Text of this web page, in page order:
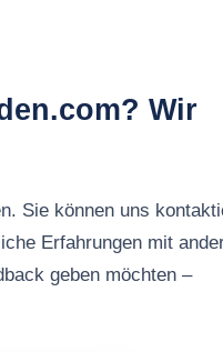
Wir
Sie können uns
Erfahrungen mit
geben möchten –